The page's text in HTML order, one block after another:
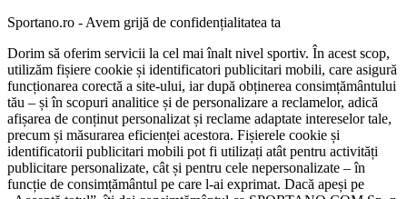
Sportano.ro - Avem grijă de confidențialitatea ta
Dorim să oferim servicii la cel mai înalt nivel sportiv. În acest scop,
utilizăm fișiere cookie și identificatori publicitari mobili, care asigură
funcționarea corectă a site-ului, iar după obținerea consimțământului
tău – și în scopuri analitice și de personalizare a reclamelor, adică
afișarea de conținut personalizat și reclame adaptate intereselor tale,
precum și măsurarea eficienței acestora. Fișierele cookie și
identificatorii publicitari mobili pot fi utilizați atât pentru activități
publicitare personalizate, cât și pentru cele nepersonalizate – în
funcție de consimțământul pe care l-ai exprimat. Dacă apeși pe